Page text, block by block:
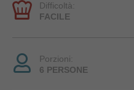
Difficoltà:
FACILE
Porzioni:
6 PERSONE